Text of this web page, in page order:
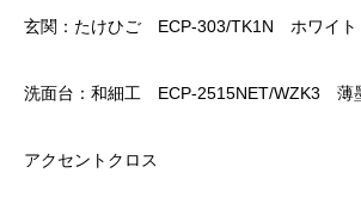
玄関：たけひご ECP-303/TK1N ホワイト
洗面台：和細工 ECP-2515NET/WZK3 薄
アクセントクロス